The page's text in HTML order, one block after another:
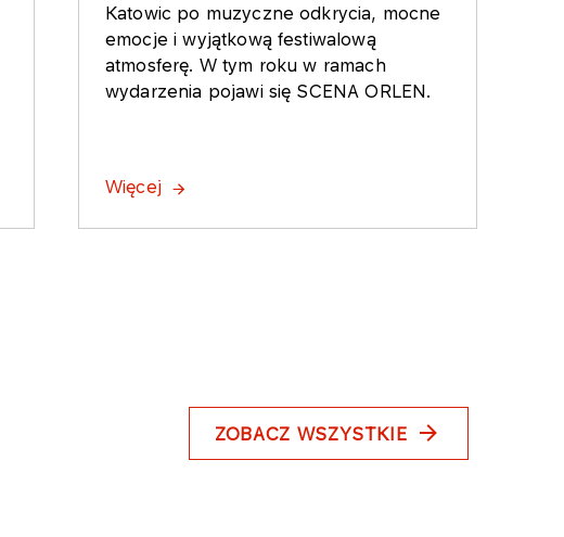
Katowic po muzyczne odkrycia, mocne
emocje i wyjątkową festiwalową
atmosferę. W tym roku w ramach
wydarzenia pojawi się SCENA ORLEN.
Więcej
ZOBACZ WSZYSTKIE